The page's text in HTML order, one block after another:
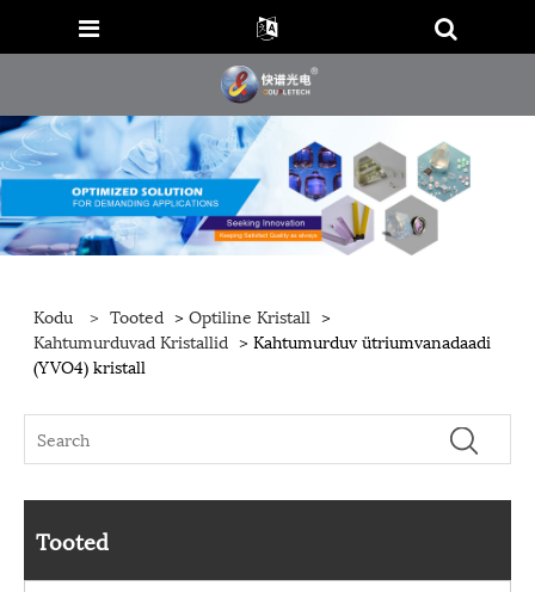
Kodu > Tooted >Optiline Kristall >
Kahtumurduvad Kristallid > Kahtumurduv ütriumvanadaadi
(YVO4) kristall
Tooted